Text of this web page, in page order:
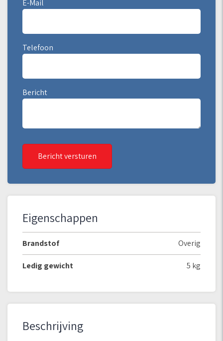
E-Mail
Telefoon
Bericht
Bericht versturen
Eigenschappen
Brandstof Overig
Ledig gewicht 5 kg
Beschrijving